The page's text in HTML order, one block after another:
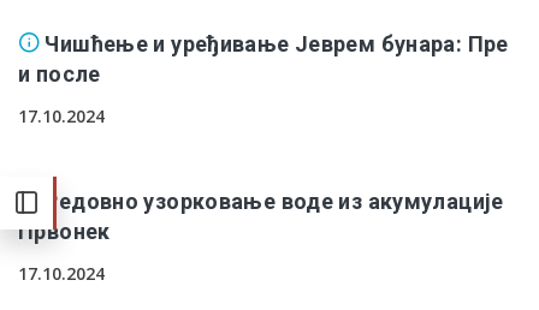
Чишћење и уређивање Јеврем бунара: Пре
и после
17.10.2024
Редовно узорковање воде из акумулације
Првонек
17.10.2024